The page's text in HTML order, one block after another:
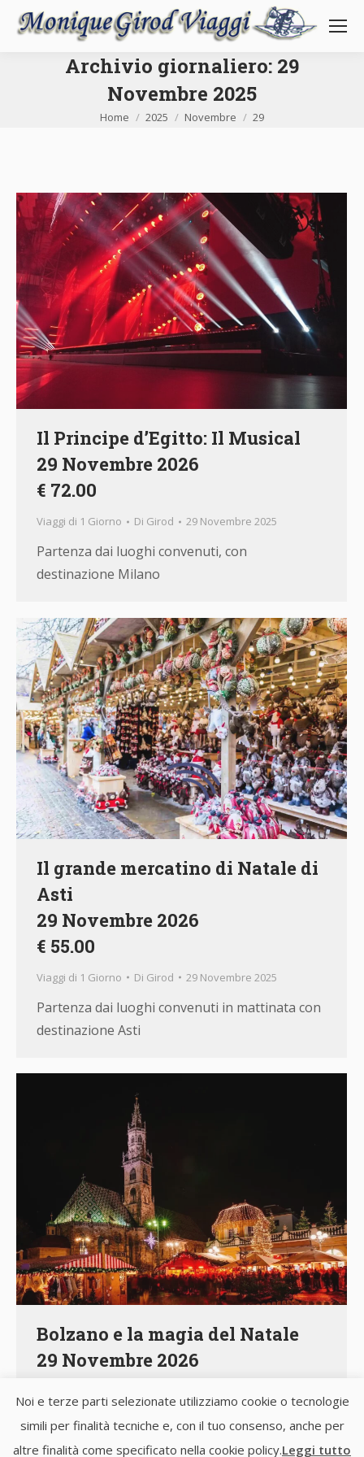
Archivio giornaliero: 29
Novembre 2025
Tu sei qui:
Home 2025 Novembre 29
Il Principe d’Egitto: Il Musical
29 Novembre 2026
€ 72.00
Viaggi di 1 Giorno Di Girod 29 Novembre 2025
Partenza dai luoghi convenuti, con
destinazione Milano
Il grande mercatino di Natale di
Asti
29 Novembre 2026
€ 55.00
Viaggi di 1 Giorno Di Girod 29 Novembre 2025
Partenza dai luoghi convenuti in mattinata con
destinazione Asti
Bolzano e la magia del Natale
29 Novembre 2026
Viaggi di 1 Giorno
Partenza dai luoghi convenuti in mattinata
Noi e terze parti selezionate utilizziamo cookie o tecnologie
simili per finalità tecniche e, con il tuo consenso, anche per
altre finalità come specificato nella cookie policy.Leggi tutto